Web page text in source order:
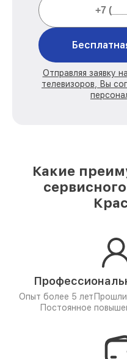
Отправляя заявку
телевизоров, Вы
Какие
Опыт более 5 лет
Постоянное